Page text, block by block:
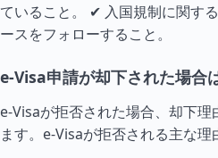
ていること。 ✔ 入国規制に関す
ースをフォローすること。
e-Visa申請が却下された場合
e-Visaが拒否された場合、却下
ます。e-Visaが拒否される主な理